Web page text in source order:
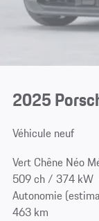
2025
Véhicule neuf
Vert Chêne Néo
509 ch / 374 kW
Autonomie
463 km